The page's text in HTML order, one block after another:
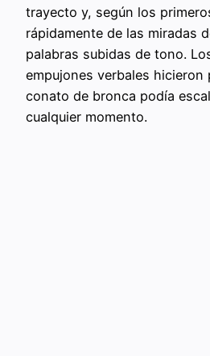
trayecto y, según los
rápidamente de las miradas
palabras subidas de tono.
empujones verbales hicieron
conato de bronca podía
cualquier momento.